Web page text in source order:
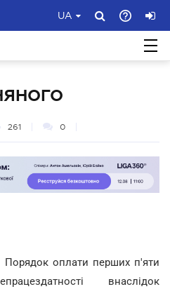
UA
261 0
Порядок оплати перших п'яти
внаслідок